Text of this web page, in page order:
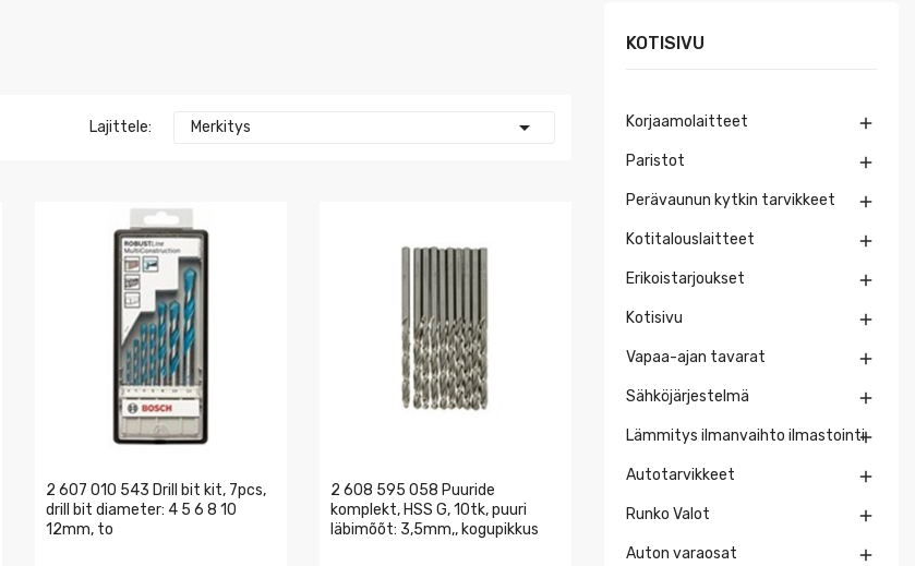
Lajittele: Merkitys 
2 607 010 543 Drill bit kit, 7pcs,
drill bit diameter: 4 5 6 8 10
12mm, to
2 608 595 058 Puuride
komplekt, HSS G, 10tk, puuri
läbimõõt: 3,5mm,, kogupikkus
KOTISIVU
Korjaamolaitteet 
Paristot 
Perävaunun kytkin tarvikkeet 
Kotitalouslaitteet 
Erikoistarjoukset 
Kotisivu 
Vapaa-ajan tavarat 
Sähköjärjestelmä 
Lämmitys ilmanvaihto ilmastointi
Autotarvikkeet 
Runko Valot 
Auton varaosat 